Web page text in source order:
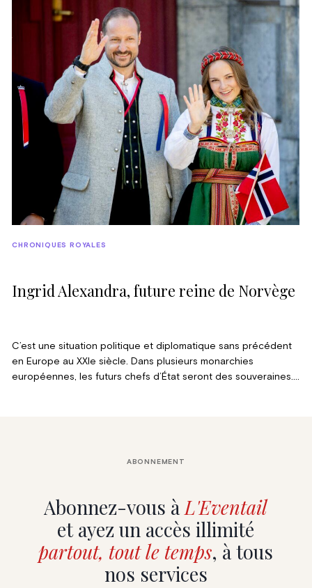
Ingrid Alexandra, future reine de Norvège
CHRONIQUES ROYALES
C’est une situation politique et diplomatique sans précédent
en Europe au XXIe siècle. Dans plusieurs monarchies
européennes, les futurs chefs d’État seront des souveraines.
Abonnez-vous àL'Eventail
et ayez un accès illimité
partout, tout le temps, à tous
nos services
ABONNEMENT